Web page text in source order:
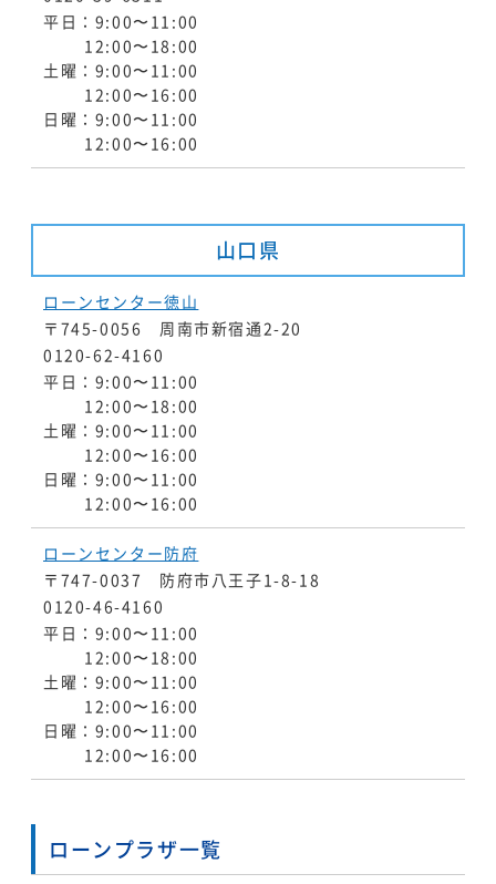
平日：9:00〜11:00
12:00〜18:00
土曜：9:00〜11:00
12:00〜16:00
日曜：9:00〜11:00
12:00〜16:00
山口県
ローンセンター徳山
〒745-0056 周南市新宿通2-20
0120-62-4160
平日：9:00〜11:00
12:00〜18:00
土曜：9:00〜11:00
12:00〜16:00
日曜：9:00〜11:00
12:00〜16:00
ローンセンター防府
〒747-0037 防府市八王子1-8-18
0120-46-4160
平日：9:00〜11:00
12:00〜18:00
土曜：9:00〜11:00
12:00〜16:00
日曜：9:00〜11:00
12:00〜16:00
ローンプラザ一覧